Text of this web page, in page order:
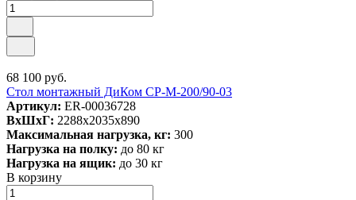
68 100 руб.
Стол монтажный ДиКом СР-М-200/90-03
Артикул: ER-00036728
ВxШxГ: 2288x2035x890
Максимальная нагрузка, кг: 300
Нагрузка на полку: до 80 кг
Нагрузка на ящик: до 30 кг
В корзину